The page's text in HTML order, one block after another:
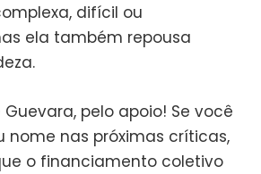
difícil ou
ela também repousa
pelo apoio! Se você
nome nas próximas críticas,
o financiamento coletivo